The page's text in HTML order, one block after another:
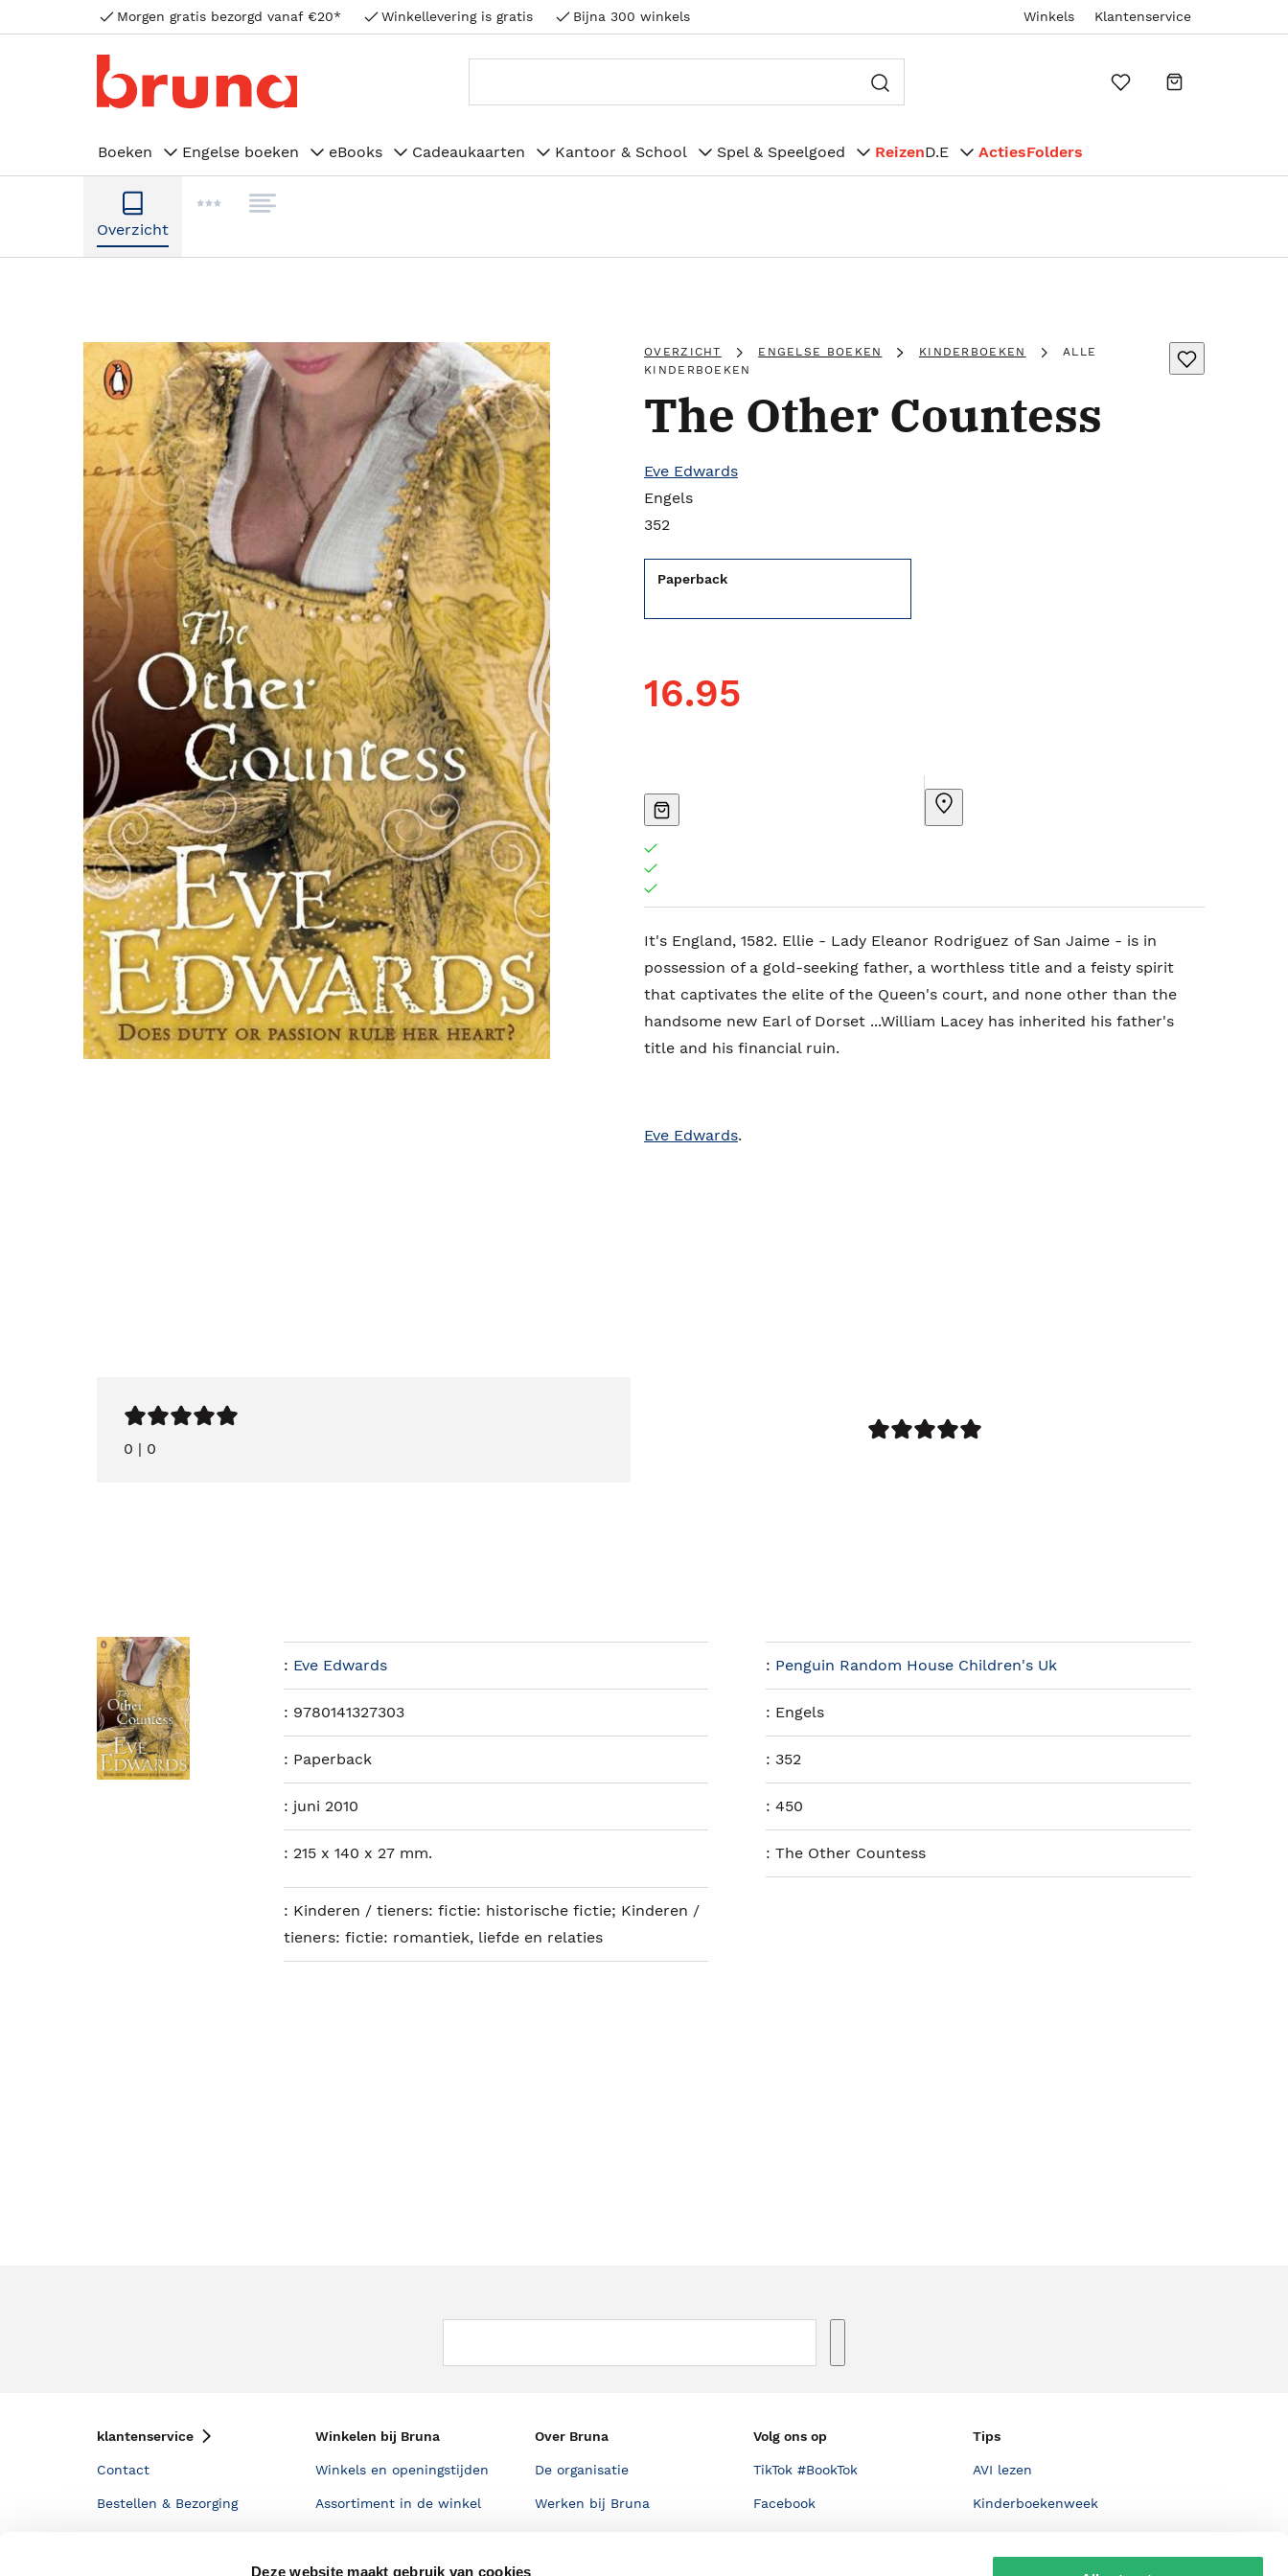
Deze website maakt gebruik van cookies
Morgen gratis bezorgd vanaf €20* Winkellevering is gratis Bijna 300 winkels Winkels Klantenservice
Boeken Engelse boeken eBooks Cadeaukaarten Kantoor & School Spel & Speelgoed ReizenD.E ActiesFolders
Overzicht
OVERZICHT ENGELSE BOEKEN KINDERBOEKEN
ALLE
KINDERBOEKEN
The Other Countess
Eve Edwards
Engels
352
Paperback
16.95
It's England, 1582. Ellie - Lady Eleanor Rodriguez of San Jaime - is in
possession of a gold-seeking father, a worthless title and a feisty spirit
that captivates the elite of the Queen's court, and none other than the
handsome new Earl of Dorset ...William Lacey has inherited his father's
title and his financial ruin.
Eve Edwards.
0 | 0
: Eve Edwards : Penguin Random House Children's Uk
: 9780141327303 : Engels
: Paperback :352
: juni 2010 :450
: 215 x 140 x 27 mm. :The Other Countess
: Kinderen / tieners: fictie: historische fictie; Kinderen /
tieners: fictie: romantiek, liefde en relaties
klantenservice
Contact
Bestellen & Bezorging
Annuleren & Retourneren
Winkelen bij Bruna
Winkels en openingstijden
Assortiment in de winkel
Cadeauboxen
Over Bruna
De organisatie
Werken bij Bruna
Volg ons op
TikTok #BookTok
Facebook
Tips
AVI lezen
Kinderboekenweek